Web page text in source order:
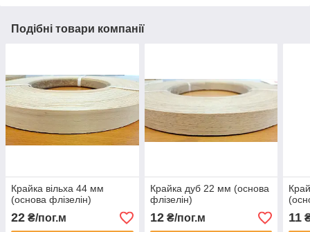
Подібні товари компанії
Крайка вільха 44 мм
(основа флізелін)
22 ₴/пог.м
Крайка дуб 22 мм (основа
флізелін)
12₴/пог.м 11